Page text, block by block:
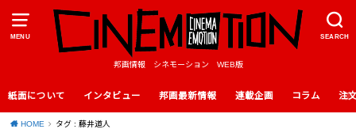
MENU SEARCH
邦画情報 シネモーション WEB版
紙面について インタビュー 邦画最新情報 連載企画 コラム 注
HOME タグ : 藤井道人